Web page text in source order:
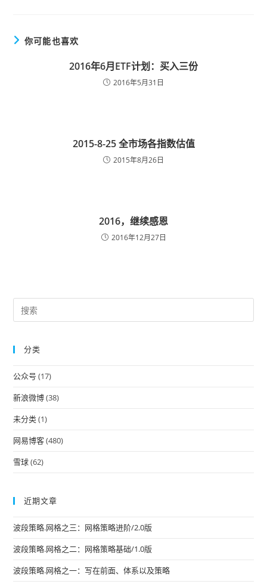
你可能也喜欢
2016年6月ETF计划：买入三份
2016年5月31日
2015-8-25 全市场各指数估值
2015年8月26日
2016，继续感恩
2016年12月27日
分类
公众号 (17)
新浪微博(38)
未分类(1)
网易博客(480)
雪球(62)
近期文章
波段策略.网格之三：网格策略进阶/2.0版
波段策略.网格之二：网格策略基础/1.0版
波段策略.网格之一：写在前面、体系以及策略